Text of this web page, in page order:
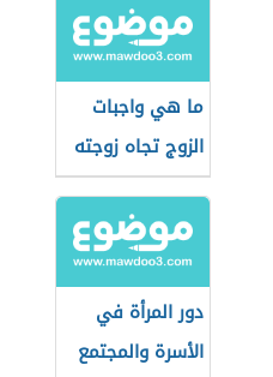
ما هي واجبات
الزوج تجاه زوجته
دور المرأة في
الأسرة والمجتمع